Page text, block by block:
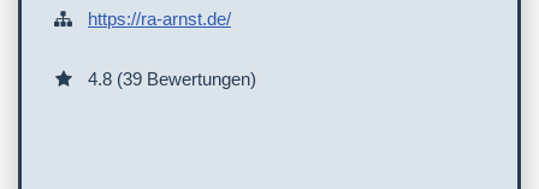
https://ra-arnst.de/
4.8 (39 Bewertungen)